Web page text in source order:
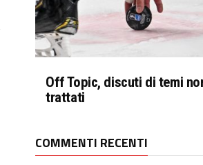
Off Topic, discuti di temi
trattati
COMMENTI RECENTI